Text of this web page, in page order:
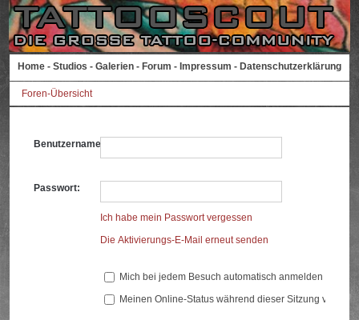
Home - Studios - Galerien - Forum - Impressum - Datenschutzerklärung
Foren-Übersicht
Benutzername:
Passwort:
Ich habe mein Passwort vergessen
Die Aktivierungs-E-Mail erneut senden
Mich bei jedem Besuch automatisch anmelden
Meinen Online-Status während dieser Sitzung